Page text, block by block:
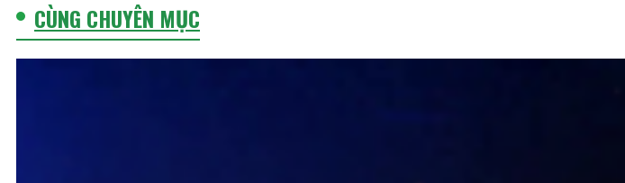
CÙNG CHUYÊN MỤC